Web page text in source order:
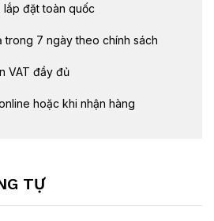
lắp đặt toàn quốc
trong 7 ngày theo chính sách
VAT đầy đủ
hoặc khi nhận hàng
TỰ